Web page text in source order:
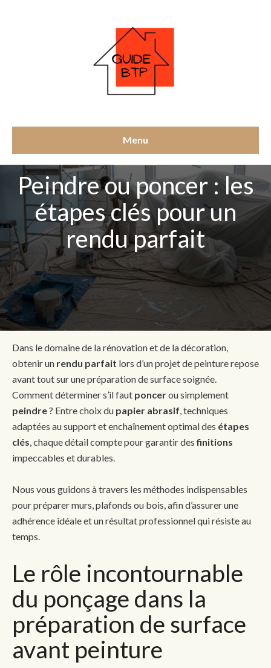
Menu
Peindre ou poncer : les
étapes clés pour un
rendu parfait
Dans le domaine de la rénovation et de la décoration,
obtenir un rendu parfait lors d’un projet de peinture repose
avant tout sur une préparation de surface soignée.
Comment déterminer s’il faut poncerou simplement
peindre? Entre choix du papier abrasif , techniques
adaptées au support et enchaînement optimal des étapes
clés , chaque détail compte pour garantir desfinitions
impeccables et durables.
Nous vous guidons à travers les méthodes indispensables
pour préparer murs, plafonds ou bois, afin d’assurer une
adhérence idéale et un résultat professionnel qui résiste au
temps.
Le rôle incontournable
du ponçage dans la
préparation de surface
avant peinture